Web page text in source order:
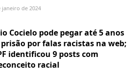
janeiro de 2024
Cocielo pode pegar até 5 anos
por falas racistas na web;
identificou 9 posts com
racial